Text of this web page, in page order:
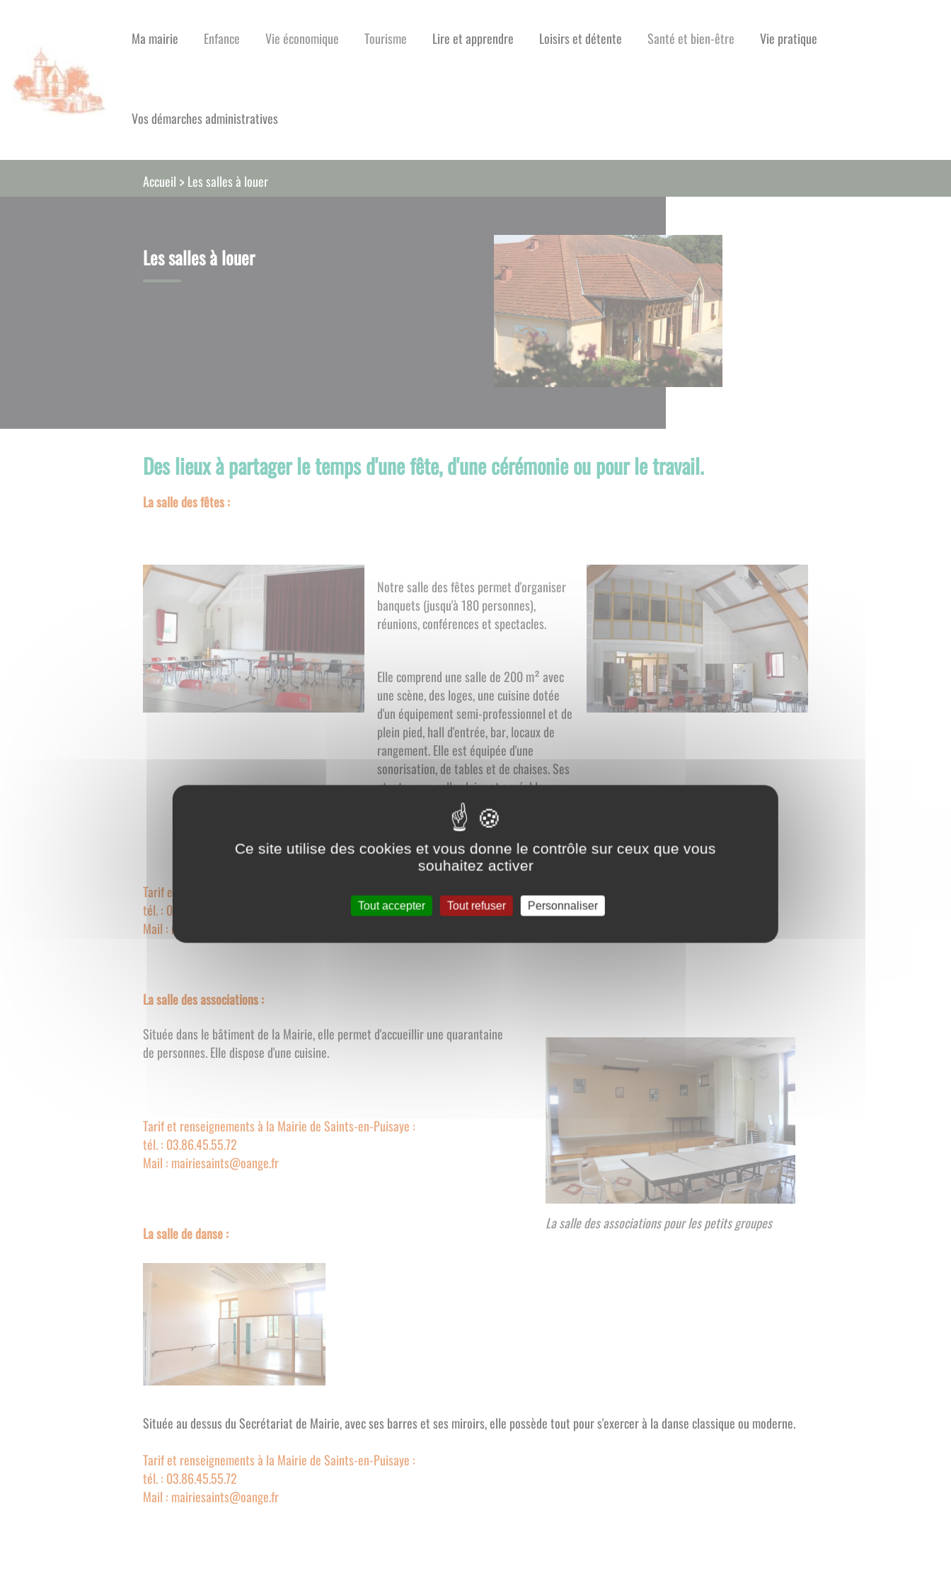
menu
contenu
principal
recherche
pied
Ma mairie Enfance Vie économique Tourisme Lire et apprendre Loisirs et détente Santé et bien-être Vie pratique
Vos démarches administratives
Accueil Les salles à louer
Les salles à louer
Des lieux à partager le temps d'une fête, d'une cérémonie ou pour le travail.
La salle des fêtes :
Notre salle des fêtes permet d'organiser
banquets (jusqu'à 180 personnes),
réunions, conférences et spectacles.
Elle comprend une salle de 200 m² avec
une scène, des loges, une cuisine dotée
d'un équipement semi-professionnel et de
plein pied, hall d'entrée, bar, locaux de
rangement. Elle est équipée d'une
sonorisation, de tables et de chaises. Ses
atouts : une salle claire et agréable, une
bonne acoustique, du parquet dans la
partie centrale de la salle. elle sera le
cadre accueillant pour recevoir
famille et amis.
Tarif et renseignements à la Mairie de Saints-en-Puisaye :
tél. : 03.86.45.55.72
Mail : mairiesaints@orange.fr
La salle des associations :
La salle des associations pour les petits groupes
Située dans le bâtiment de la Mairie, elle permet d'accueillir une quarantaine
de personnes. Elle dispose d'une cuisine.
Tarif et renseignements à la Mairie de Saints-en-Puisaye :
tél. : 03.86.45.55.72
Mail : mairiesaints@oange.fr
La salle de danse :
Située au dessus du Secrétariat de Mairie, avec ses barres et ses miroirs, elle possède tout pour s'exercer à la danse classique ou moderne.
Tarif et renseignements à la Mairie de Saints-en-Puisaye :
tél. : 03.86.45.55.72
Mail : mairiesaints@oange.fr
Ce site utilise des cookies et vous donne le contrôle sur ceux que vous
souhaitez activer
Tout accepter Tout refuser Personnaliser